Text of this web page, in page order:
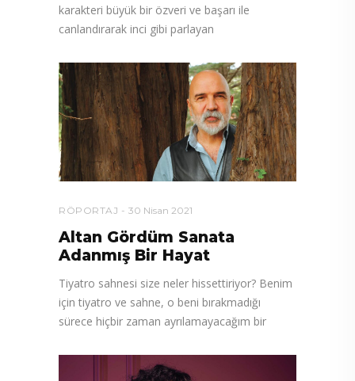
karakteri büyük bir özveri ve başarı ile
canlandırarak inci gibi parlayan
RÖPORTAJ 30 Nisan 2021
Altan Gördüm Sanata
Adanmış Bir Hayat
Tiyatro sahnesi size neler hissettiriyor? Benim
için tiyatro ve sahne, o beni bırakmadığı
sürece hiçbir zaman ayrılamayacağım bir